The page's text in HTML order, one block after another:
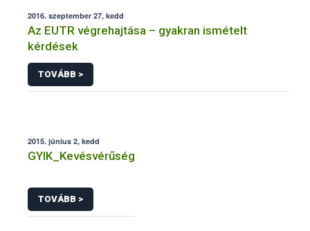
2016. szeptember 27, kedd
Az EUTR végrehajtása – gyakran ismételt
kérdések
TOVÁBB >
2015. június 2, kedd
GYIK_Kevésvérűség
TOVÁBB >